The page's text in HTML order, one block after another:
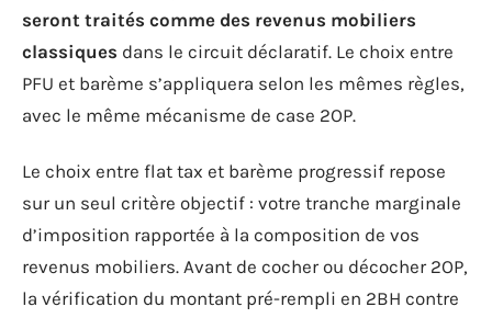
seront traités comme des revenus mobiliers
classiques dans le circuit déclaratif. Le choix entre
PFU et barème s’appliquera selon les mêmes règles,
avec le même mécanisme de case 2OP.
Le choix entre flat tax et barème progressif repose
sur un seul critère objectif : votre tranche marginale
d’imposition rapportée à la composition de vos
revenus mobiliers. Avant de cocher ou décocher 2OP,
la vérification du montant pré-rempli en 2BH contre